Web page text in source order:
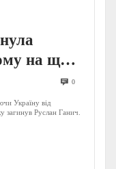
на щиті
із
0
Україну від
загинув Руслан Ганич.